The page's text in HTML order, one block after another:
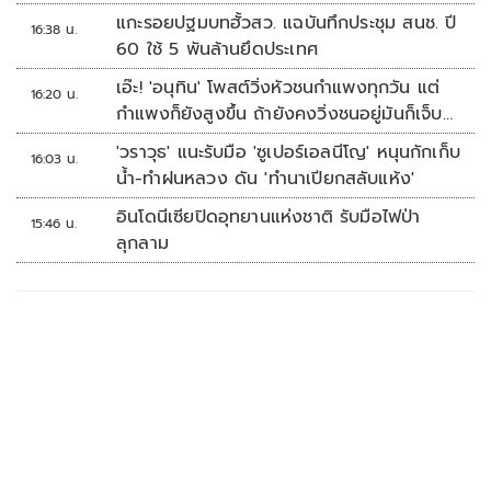
16:38 น.
แกะรอยปฐมบทฮั้วสว. แฉบันทึกประชุม สนช. ปี
60 ใช้ 5 พันล้านยึดประเทศ
16:20 น.
เอ๊ะ! 'อนุทิน' โพสต์วิ่งหัวชนกำแพงทุกวัน แต่
กำแพงก็ยังสูงขึ้น ถ้ายังคงวิ่งชนอยู่มันก็เจ็บ
หัวอีก
16:03 น.
'วราวุธ' แนะรับมือ 'ซูเปอร์เอลนีโญ' หนุนกักเก็บ
น้ำ-ทำฝนหลวง ดัน 'ทำนาเปียกสลับแห้ง'
15:46 น.
อินโดนีเซียปิดอุทยานแห่งชาติ รับมือไฟป่า
ลุกลาม